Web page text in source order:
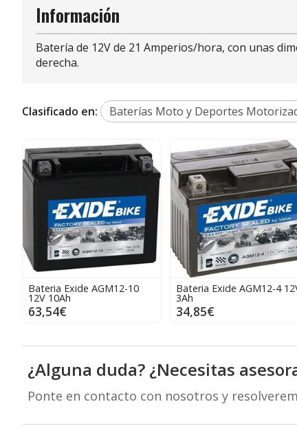
Información
Batería de 12V de 21 Amperios/hora, con unas
derecha.
Clasificado en: Baterías Moto y Deportes
Bateria Exide AGM12-10
12V 10Ah
63,54€
Bateria Exide AGM12-4
3Ah
34,85€
¿Alguna duda? ¿Necesitas
Ponte en contacto con nosotros y